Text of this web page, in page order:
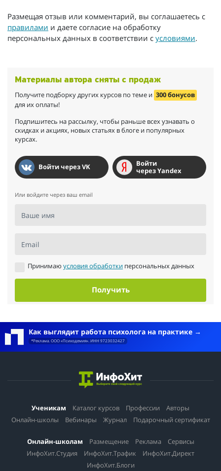
Размещая отзыв или комментарий, вы соглашаетесь с
правилами и даете согласие на обработку
персональных данных в соответствии с условиями.
Материалы автора сняты с продаж
Получите подборку других курсов по теме и 300 бонусов
для их оплаты!
Подпишитесь на рассылку, чтобы раньше всех узнавать о
скидках и акциях, новых статьях в блоге и популярных
курсах.
Войти через VK
Войти
через Yandex
Или войдите через ваш email
Ваше имя
Email
Принимаю условия обработки персональных данных
Получить
Как выглядит работа психолога на практике
*Реклама. ООО «Психодемия». ИНН 9723032427
Ученикам Каталог курсов Профессии
Авторы
Онлайн-школы
Вебинары Журнал Подарочный сертификат
Онлайн-школам Размещение Реклама
Сервисы
ИнфоХит.Студия
ИнфоХит.Трафик
ИнфоХит.Директ
ИнфоХит.Блоги